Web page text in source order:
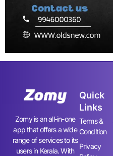
Zomy is an all-in-one
app that offers a wide
range of services to its
users in Kerala. With
Quick
Links
Terms &
Condition
Privacy